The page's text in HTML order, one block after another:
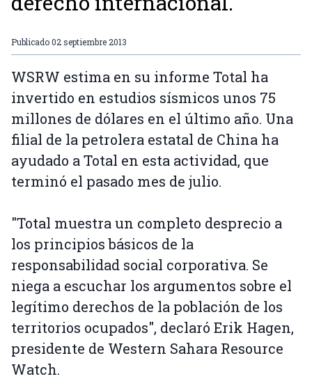
Publicado02 septiembre 2013
WSRW estima en su informe Total ha
invertido en estudios sísmicos unos 75
millones de dólares en el último año. Una
filial de la petrolera estatal de China ha
ayudado a Total en esta actividad, que
terminó el pasado mes de julio.
"Total muestra un completo desprecio a
los principios básicos de la
responsabilidad social corporativa. Se
niega a escuchar los argumentos sobre el
legítimo derechos de la población de los
territorios ocupados", declaró Erik Hagen,
presidente de Western Sahara Resource
Watch.